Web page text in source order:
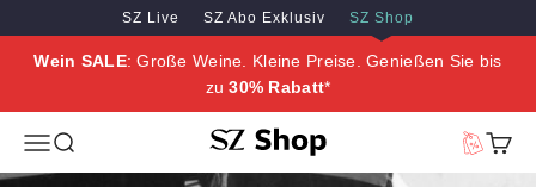
Zum Inhalt springen
Zum Hauptinhalt springen
SZ Live SZ Abo Exklusiv SZ Shop
Wein SALE: Große Weine. Kleine Preise. Genießen Sie bis
zu30% Rabatt*
MenüSuche SZ Erleben